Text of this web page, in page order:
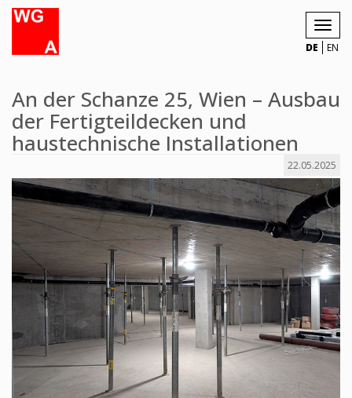
DE EN
An der Schanze 25, Wien – Ausbau
der Fertigteildecken und
haustechnische Installationen
22.05.2025